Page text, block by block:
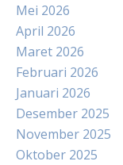
Mei 2026
April 2026
Maret 2026
Februari 2026
Januari 2026
Desember 2025
November 2025
Oktober 2025